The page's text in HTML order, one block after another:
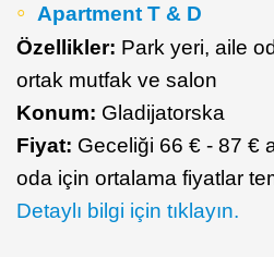
Apartment T & D
Özellikler: Park yeri, aile
ortak mutfak ve salon
Konum: Gladijatorska
Fiyat: Geceliği 66 € - 87 €
oda için ortalama fiyatlar
Detaylı bilgi için tıklayın.